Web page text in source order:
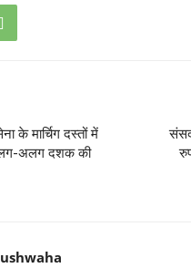
के मार्चिग दस्तों में
अलग दशक की